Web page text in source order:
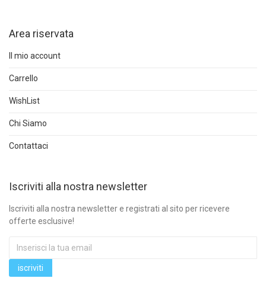
Area riservata
Il mio account
Carrello
WishList
Chi Siamo
Contattaci
Iscriviti alla nostra newsletter
Iscriviti alla nostra newsletter e registrati al sito per ricevere
offerte esclusive!